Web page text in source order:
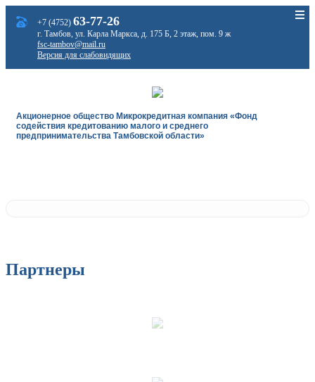
+7 (4752) 63-77-26
г. Тамбов, ул. Карла Маркса, д. 175 Б, 2 этаж, пом. 9 ж
fsc-tambov@mail.ru
Версия для слабовидящих
Акционерное общество Микрокредитная компания «Фонд
содействия кредитованию малого и среднего
предпринимательства Тамбовской области»
Партнеры